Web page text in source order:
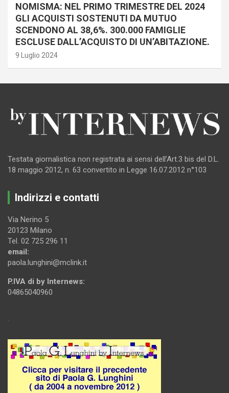
NOMISMA: NEL PRIMO TRIMESTRE DEL 2024
GLI ACQUISTI SOSTENUTI DA MUTUO
SCENDONO AL 38,6%. 300.000 FAMIGLIE
ESCLUSE DALL’ACQUISTO DI UN’ABITAZIONE.
9 Luglio 2024
Testata giornalistica non registrata ai sensi dell’Art.3 bis del D.L.
18 maggio 2012, n. 63 convertito in Legge 16.07.2012 n°103
Indirizzi e contatti
Via Nerino 5
20123 Milano
Tel. 02 725 296 11
email:
paola.lunghini@mclink.it
P.IVA di by Internews:
04865040960
.